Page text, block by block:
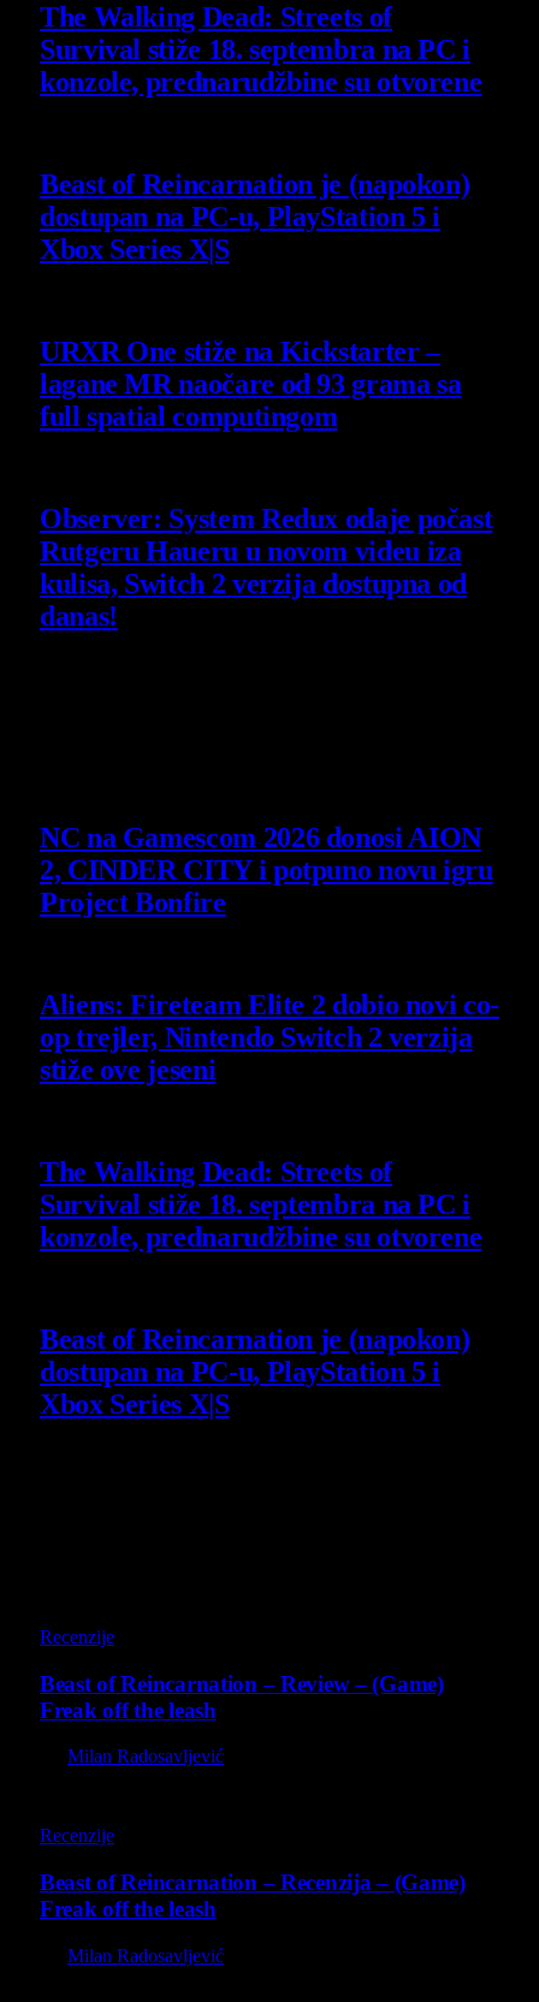
The Walking Dead: Streets of
Survival stiže 18. septembra na PC i
konzole, prednarudžbine su otvorene
Beast of Reincarnation je (napokon)
dostupan na PC-u, PlayStation 5 i
Xbox Series X|S
URXR One stiže na Kickstarter –
lagane MR naočare od 93 grama sa
full spatial computingom
Observer: System Redux odaje počast
Rutgeru Haueru u novom videu iza
kulisa, Switch 2 verzija dostupna od
danas!
NC na Gamescom 2026 donosi AION
2, CINDER CITY i potpuno novu igru
Project Bonfire
Aliens: Fireteam Elite 2 dobio novi co-
op trejler, Nintendo Switch 2 verzija
stiže ove jeseni
The Walking Dead: Streets of
Survival stiže 18. septembra na PC i
konzole, prednarudžbine su otvorene
Beast of Reincarnation je (napokon)
dostupan na PC-u, PlayStation 5 i
Xbox Series X|S
Recenzije
Beast of Reincarnation – Review – (Game)
Freak off the leash
Milan Radosavljević
Recenzije
Beast of Reincarnation – Recenzija – (Game)
Freak off the leash
Milan Radosavljević